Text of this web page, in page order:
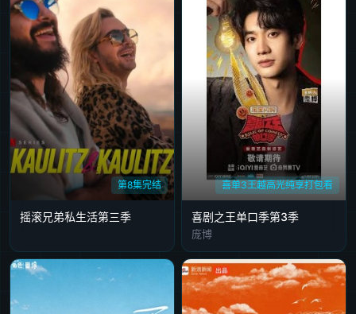
第8集完结
摇滚兄弟私生活第三季
喜单3王越高光纯享打包看
喜剧之王单口季第3季
庞博